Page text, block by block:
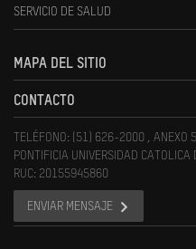
SERVICIO DE SALUD
MAPA DEL SITIO
CONTACTO
TELÉFONO: (51) 626-2000 , ANEXO
PONTIFICIA UNIVERSIDAD CATOLICA
RUC: 20155945860
ENVIAR MENSAJE